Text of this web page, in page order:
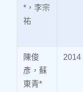
*，李宗
祐
陳俊
彥，蘇
東青*
2014